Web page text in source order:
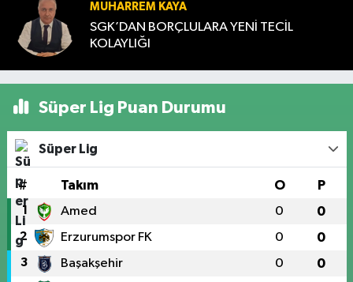
MUHARREM KAYA
SGK’DAN BORÇLULARA YENİ TECİL
KOLAYLIĞI
Süper Lig Puan Durumu
Süper Lig
# Takım O P
1 Amed 0 0
2 Erzurumspor FK 0 0
3 Başakşehir 0 0